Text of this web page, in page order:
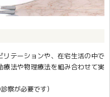
テーションや、在宅生活の中で
法や物理療法を組み合わせて実
察が必要です）